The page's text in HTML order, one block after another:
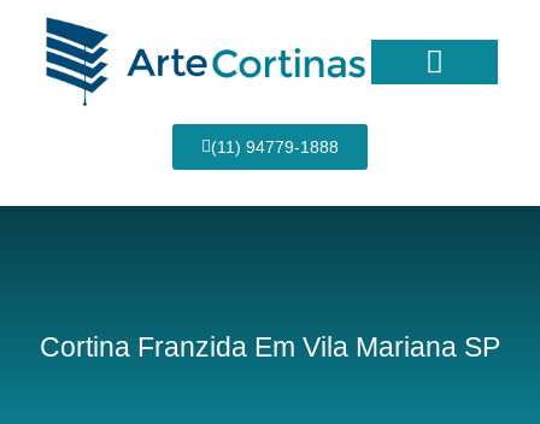
conteúdo
(11) 94779-1888
Cortina Franzida Em Vila Mariana SP